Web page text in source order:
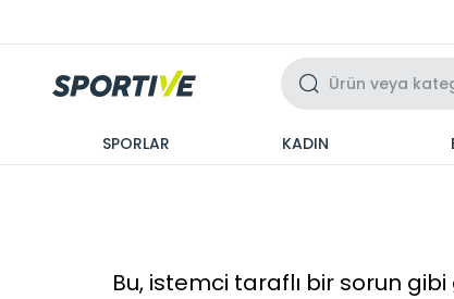
SPORLAR KADIN
Bu, istemci taraflı bir sorun